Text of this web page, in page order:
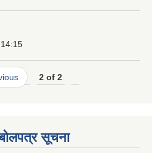
2 of 2
सूचना